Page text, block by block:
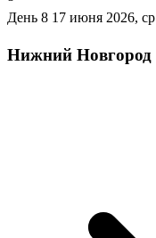
День 8 17 июня 2026, ср
Нижний Новгород